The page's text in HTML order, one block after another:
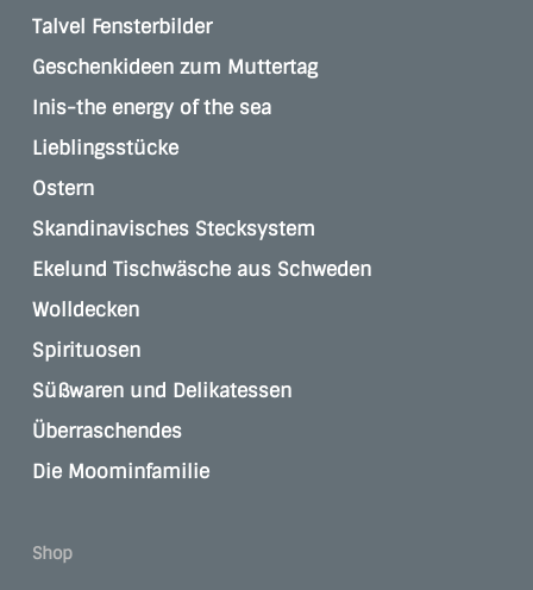
Talvel Fensterbilder
Geschenkideen zum Muttertag
Inis-the energy of the sea
Lieblingsstücke
Ostern
Skandinavisches Stecksystem
Ekelund Tischwäsche aus Schweden
Wolldecken
Spirituosen
Süßwaren und Delikatessen
Überraschendes
Die Moominfamilie
Shop